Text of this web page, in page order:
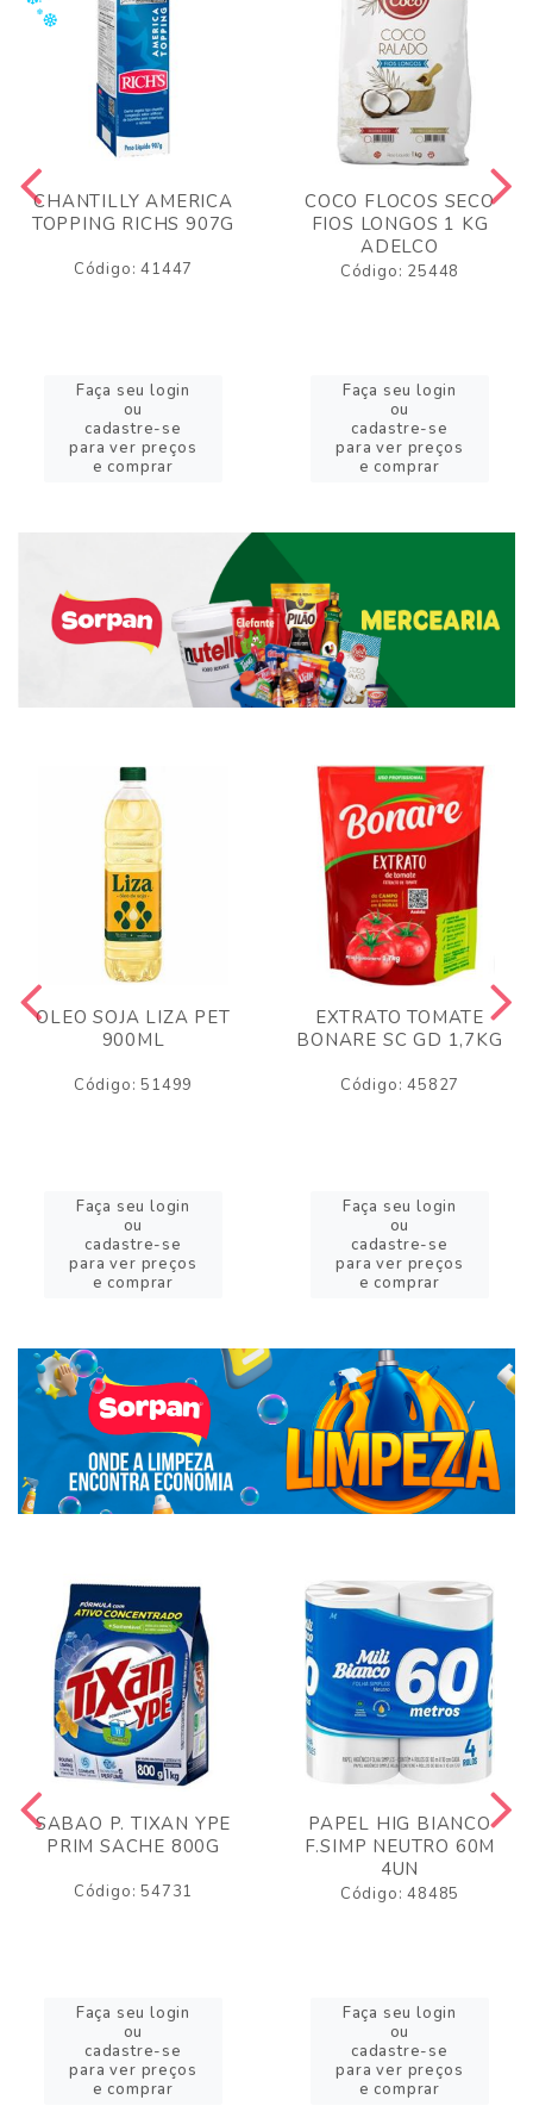
CHANTILLY AMERICA
TOPPING RICHS 907G
Código: 41447
Faça seu login
ou
cadastre-se
para ver preços
e comprar
COCO FLOCOS SECO
FIOS LONGOS 1 KG
ADELCO
Código: 25448
Faça seu login
ou
cadastre-se
para ver preços
e comprar
OLEO SOJA LIZA PET
900ML
Código: 51499
Faça seu login
ou
cadastre-se
para ver preços
e comprar
EXTRATO TOMATE
BONARE SC GD 1,7KG
Código: 45827
Faça seu login
ou
cadastre-se
para ver preços
e comprar
SABAO P. TIXAN YPE
PRIM SACHE 800G
Código: 54731
Faça seu login
ou
cadastre-se
para ver preços
e comprar
PAPEL HIG BIANCO
F.SIMP NEUTRO 60M
4UN
Código: 48485
Faça seu login
ou
cadastre-se
para ver preços
e comprar